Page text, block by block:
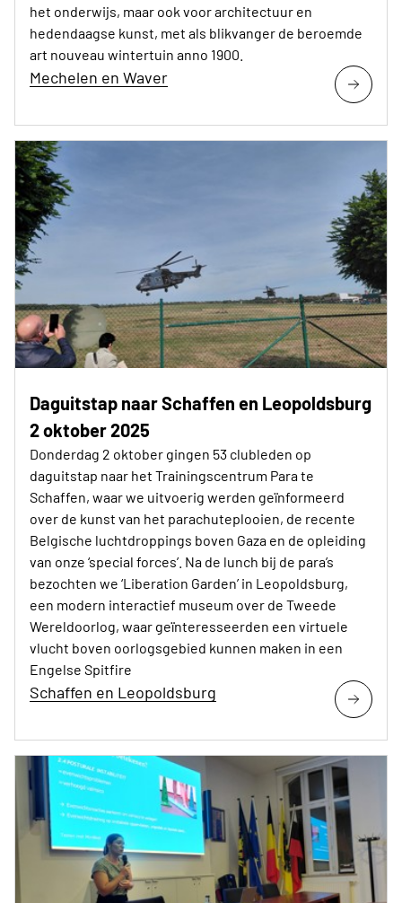
het onderwijs, maar ook voor architectuur en
hedendaagse kunst, met als blikvanger de beroemde
art nouveau wintertuin anno 1900.
Mechelen en Waver
Daguitstap naar Schaffen en Leopoldsburg
2 oktober 2025
Donderdag 2 oktober gingen 53 clubleden op
daguitstap naar het Trainingscentrum Para te
Schaffen, waar we uitvoerig werden geïnformeerd
over de kunst van het parachuteplooien, de recente
Belgische luchtdroppings boven Gaza en de opleiding
van onze ‘special forces’. Na de lunch bij de para’s
bezochten we ‘Liberation Garden’ in Leopoldsburg,
een modern interactief museum over de Tweede
Wereldoorlog, waar geïnteresseerden een virtuele
vlucht boven oorlogsgebied kunnen maken in een
Engelse Spitfire
Schaffen en Leopoldsburg